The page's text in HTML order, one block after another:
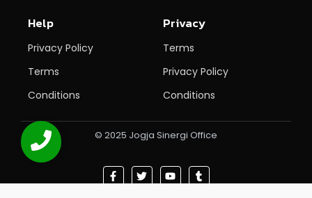
Help
Privacy Policy
Terms
Conditions
Privacy
Terms
Privacy Policy
Conditions
© 2025 Jogja Sinergi Office